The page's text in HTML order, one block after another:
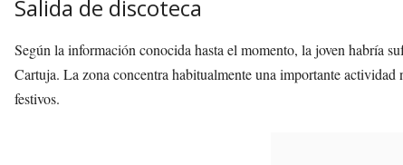
Salida de discoteca
Según la información conocida hasta el momento, la joven habría
Cartuja. La zona concentra habitualmente una importante
festivos.